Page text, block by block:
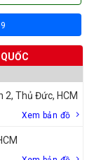
2, Thủ Đức, HCM
Xem bản đồ